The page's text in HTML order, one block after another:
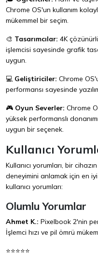
Chrome OS'un kullanım
mükemmel bir seçim.
🎨 Tasarımcılar: 4K
işlemcisi sayesinde grafik
uygun.
💻 Geliştiriciler: Chrome
performansı sayesinde
🎮 Oyun Severler: Chrome
yüksek performanslı
uygun bir seçenek.
Kullanıcı
Kullanıcı yorumları, bir
deneyimini anlamak için en
kullanıcı yorumları:
Olumlu Yorumlar
Ahmet K.: Pixelbook 2'nin
İşlemci hızı ve pil ömrü
⭐⭐⭐⭐⭐